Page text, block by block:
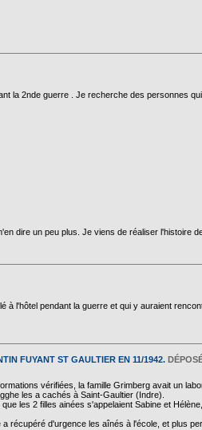
la 2nde guerre . Je recherche des personnes
dire un peu plus. Je viens de réaliser l'histoire
à l'hôtel pendant la guerre et qui y auraient
FUYANT ST GAULTIER EN 11/1942.
vérifiées, la famille Grimberg avait un
les a cachés à Saint-Gaultier (Indre).
les 2 filles ainées s'appelaient Sabine et
a récupéré d'urgence les aînés à l'école, et plus